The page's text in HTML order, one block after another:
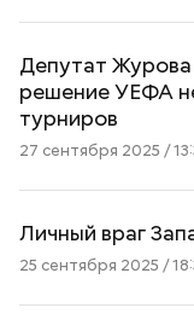
Депутат
решение УЕФА
турниров
27 сентября 2025 /
Личный враг
25 сентября 2025 /